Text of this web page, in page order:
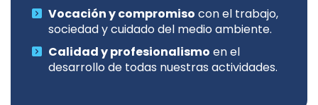
Vocación y compromiso con el trabajo,
sociedad y cuidado del medio ambiente.
Calidad y profesionalismo en el
desarrollo de todas nuestras actividades.